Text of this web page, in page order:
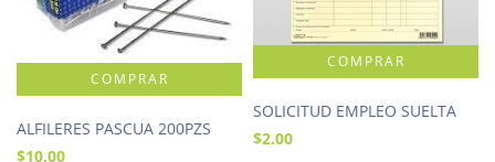
ALFILERES PASCUA 200PZS
$10.00
SOLICITUD EMPLEO SUELTA
$2.00